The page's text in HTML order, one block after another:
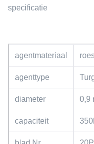
specificatie
agentmateriaal
agenttype
diameter 0,9
capaciteit